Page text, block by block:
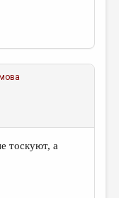
тоскуют, а